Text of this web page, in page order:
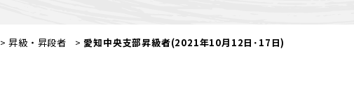
>昇級・昇段者 > 愛知中央支部昇級者(2021年10月12日･17日)